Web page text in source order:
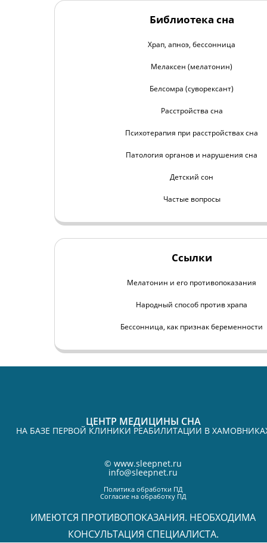
Библиотека сна
Храп, апноэ, бессонница
Мелаксен (мелатонин)
Белсомра (суворексант)
Расстройства сна
Психотерапия при расстройствах сна
Патология органов и нарушения сна
Детский сон
Частые вопросы
Ссылки
Мелатонин и его противопоказания
Народный способ против храпа
Бессонница, как признак беременности
ЦЕНТР МЕДИЦИНЫ СНА
НА БАЗЕ ПЕРВОЙ КЛИНИКИ РЕАБИЛИТАЦИИ В
© www.sleepnet.ru
info@sleepnet.ru
Политика обработки ПД
Согласие на обработку ПД
ИМЕЮТСЯ ПРОТИВОПОКАЗАНИЯ. НЕОБХОДИМА
КОНСУЛЬТАЦИЯ СПЕЦИАЛИСТА.